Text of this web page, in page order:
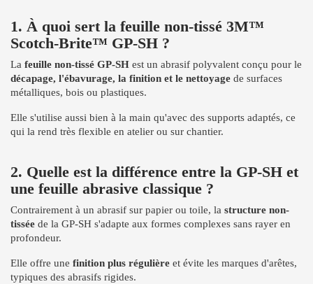
1. À quoi sert la feuille non-tissé 3M™
Scotch-Brite™ GP-SH ?
La feuille non-tissé GP-SH est un abrasif polyvalent conçu pour le
décapage, l'ébavurage, la finition et le nettoyage de surfaces
métalliques, bois ou plastiques.
Elle s'utilise aussi bien à la main qu'avec des supports adaptés, ce
qui la rend très flexible en atelier ou sur chantier.
2. Quelle est la différence entre la GP-SH et
une feuille abrasive classique ?
Contrairement à un abrasif sur papier ou toile, la structure non-
tissée de la GP-SH s'adapte aux formes complexes sans rayer en
profondeur.
Elle offre une finition plus régulière et évite les marques d'arêtes,
typiques des abrasifs rigides.